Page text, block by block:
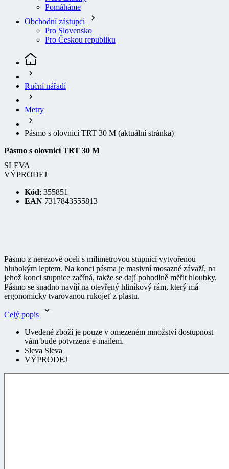
Obchodní zástupci
Pro Slovensko
Pro Českou republiku
Ruční nářadí
Metry
Pásmo s olovnicí TRT 30 M
Pásmo s olovnicí TRT 30 M
SLEVA
VÝPRODEJ
Kód: 355851
EAN 7317843555813
hlubokým leptem. Na konci pásma je masivní mosazné závaží, na
jehož konci stupnice začíná, takže se dají pohodlně měřit hloubky.
Pásmo se snadno navíjí na otevřený hliníkový rám, který má
ergonomicky tvarovanou rukojeť z plastu.
Celý popis
Uvedené zboží je pouze v omezeném množství dostupnost
vám bude potvrzena e-mailem.
Sleva Sleva
VÝPRODEJ